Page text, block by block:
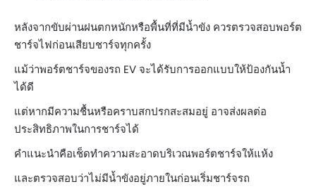
หลังจากขับผ่านฝนตกหนักหรือพื้นที่ที่มีน้ำขัง ควรตรวจสอบพอร์ต
ชาร์จไฟก่อนเสียบชาร์จทุกครั้ง
แม้ว่าพอร์ตชาร์จของรถ EV จะได้รับการออกแบบให้ป้องกันน้ำ
ได้ดี
แต่หากมีความชื้นหรือคราบสกปรกสะสมอยู่ อาจส่งผลต่อ
ประสิทธิภาพในการชาร์จได้
คำแนะนำคือเช็ดทำความสะอาดบริเวณพอร์ตชาร์จให้แห้ง
และตรวจสอบว่าไม่มีน้ำขังอยู่ภายในก่อนเริ่มชาร์จรถ